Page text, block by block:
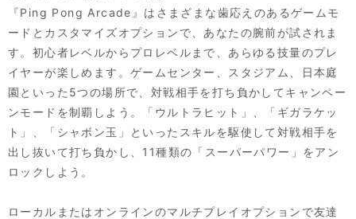
『Ping Pong Arcade』はさまざまな歯応えのあるゲームモ
ードとカスタマイズオプションで、あなたの腕前が試されま
す。初心者レベルからプロレベルまで、あらゆる技量のプレ
イヤーが楽しめます。ゲームセンター、スタジアム、日本庭
園といった5つの場所で、対戦相手を打ち負かしてキャンペー
ンモードを制覇しよう。「ウルトラヒット」、「ギガラケッ
ト」、「シャボン玉」といったスキルを駆使して対戦相手を
出し抜いて打ち負かし、11種類の「スーパーパワー」をアン
ロックしよう。
ローカルまたはオンラインのマルチプレイオプションで友達